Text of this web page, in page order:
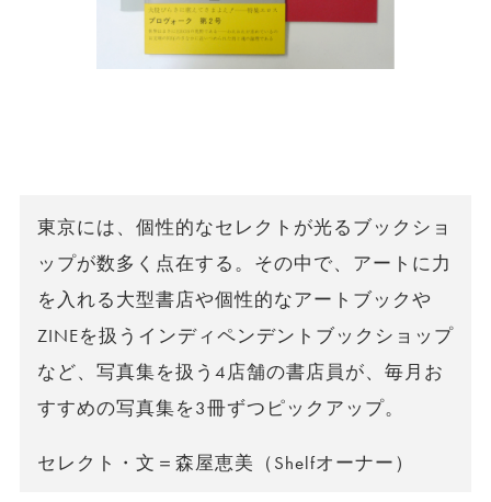
東京には、個性的なセレクトが光るブックショ
ップが数多く点在する。その中で、アートに力
を入れる大型書店や個性的なアートブックや
ZINEを扱うインディペンデントブックショップ
など、写真集を扱う4店舗の書店員が、毎月お
すすめの写真集を3冊ずつピックアップ。
セレクト・文＝森屋恵美（Shelfオーナー）